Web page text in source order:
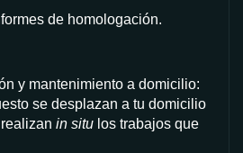
de homologación.
y mantenimiento a domicilio:
se desplazan a tu domicilio
in situ los trabajos que